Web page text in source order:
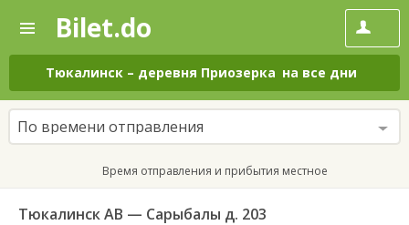
—
Поиск
и
покупка
билетов
на
автобус
онлайн
Bilet.do
Тюкалинск – деревня Приозерка на все дни
По времени отправления
Время отправления и прибытия местное
Тюкалинск АВ — Сарыбалы д. 203